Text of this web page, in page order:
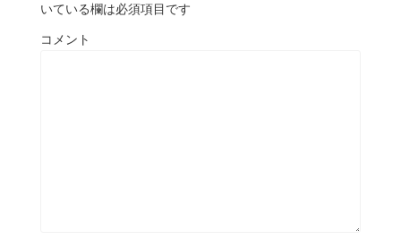
いている欄は必須項目です
コメント